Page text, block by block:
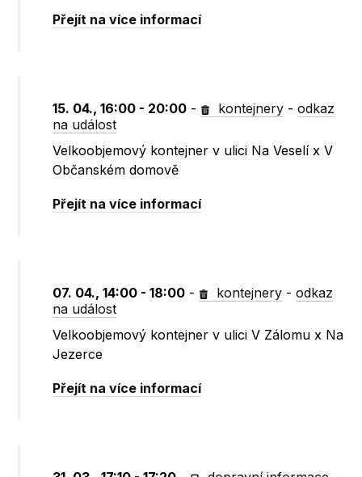
Přejít na více informací
15. 04., 16:00 - 20:00 - kontejnery -odkaz
na událost
Velkoobjemový kontejner v ulici Na Veselí x V
Občanském domově
Přejít na více informací
07. 04., 14:00 - 18:00 - kontejnery -odkaz
na událost
Velkoobjemový kontejner v ulici V Zálomu x Na
Jezerce
Přejít na více informací